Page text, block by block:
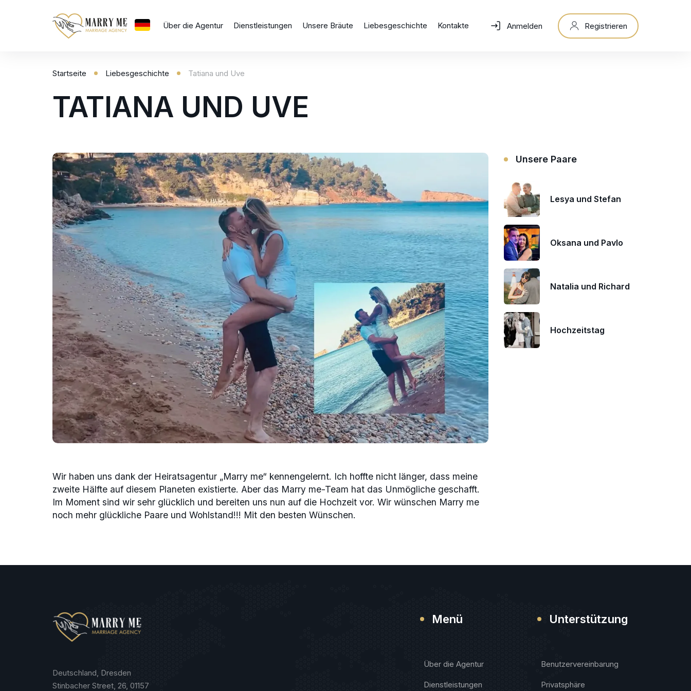
EN
Über die Agentur Dienstleistungen Unsere Bräute Liebesgeschichte Kontakte Anmelden Registrieren
Startseite Liebesgeschichte Tatiana und Uve
TATIANA UND UVE
Wir haben uns dank der Heiratsagentur „Marry me“ kennengelernt. Ich hoffte nicht länger, dass meine
zweite Hälfte auf diesem Planeten existierte. Aber das Marry me-Team hat das Unmögliche geschafft.
Im Moment sind wir sehr glücklich und bereiten uns nun auf die Hochzeit vor. Wir wünschen Marry me
noch mehr glückliche Paare und Wohlstand!!! Mit den besten Wünschen.
Unsere Paare
Lesya und Stefan
Oksana und Pavlo
Natalia und Richard
Hochzeitstag
Deutschland, Dresden
Stinbacher Street, 26, 01157
Menü
Über die Agentur
Dienstleistungen
Unterstützung
Benutzervereinbarung
Privatsphäre